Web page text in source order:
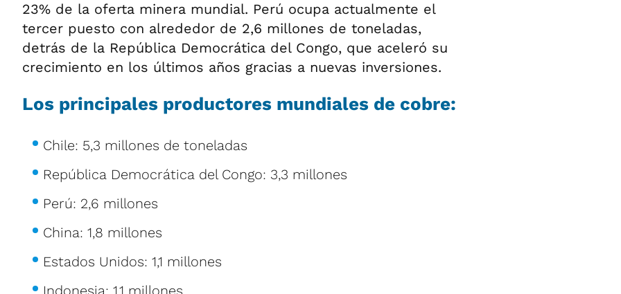
23% de la oferta minera mundial. Perú ocupa actualmente el
tercer puesto con alrededor de 2,6 millones de toneladas,
detrás de la República Democrática del Congo, que aceleró su
crecimiento en los últimos años gracias a nuevas inversiones.
Los principales productores mundiales de cobre:
Chile: 5,3 millones de toneladas
República Democrática del Congo: 3,3 millones
Perú: 2,6 millones
China: 1,8 millones
Estados Unidos: 1,1 millones
Indonesia: 1,1 millones